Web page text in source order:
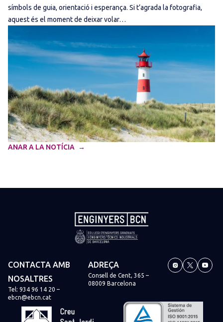
símbols de guia, orientació i esperança. Si t’agrada la fotografia,
aquest és el moment de deixar volar…
ANAR A LA NOTÍCIA
CONTACTA AMB
NOSALTRES
Tel: 934 96 14 20 –
ebcn@ebcn.cat
ADREÇA
Consell de Cent, 365 –
08009 Barcelona